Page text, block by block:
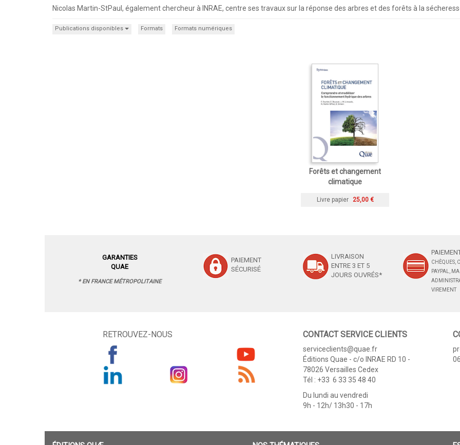
Nicolas Martin-StPaul, également chercheur à INRAE, centre ses travaux sur la réponse des arbres et des forêts à la
Publications disponibles Formats Formats numériques
Forêts et changement
climatique
Livre papier 25,00 €
GARANTIES
QUAE
* EN FRANCE MÉTROPOLITAINE
PAIEMENT
SÉCURISÉ
LIVRAISON
ENTRE 3 ET 5
JOURS OUVRÉS*
CHÈQUES,
PAYPAL,
VIREMENT
RETROUVEZ-NOUS CONTACT SERVICE CLIENTS
serviceclients@quae.fr
Éditions Quae - c/o INRAE RD 10 -
78026 Versailles Cedex
Tél : +33 6 33 35 48 40
Du lundi au vendredi
9h - 12h/ 13h30 - 17h